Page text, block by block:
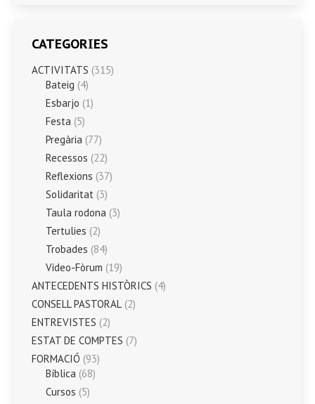
CATEGORIES
ACTIVITATS (315)
Bateig (4)
Esbarjo (1)
Festa (5)
Pregària (77)
Recessos (22)
Reflexions (37)
Solidaritat (3)
Taula rodona (3)
Tertulies (2)
Trobades (84)
Vídeo-Fòrum (19)
ANTECEDENTS HISTÒRICS (4)
CONSELL PASTORAL (2)
ENTREVISTES (2)
ESTAT DE COMPTES (7)
FORMACIÓ (93)
Bíblica (68)
Cursos (5)